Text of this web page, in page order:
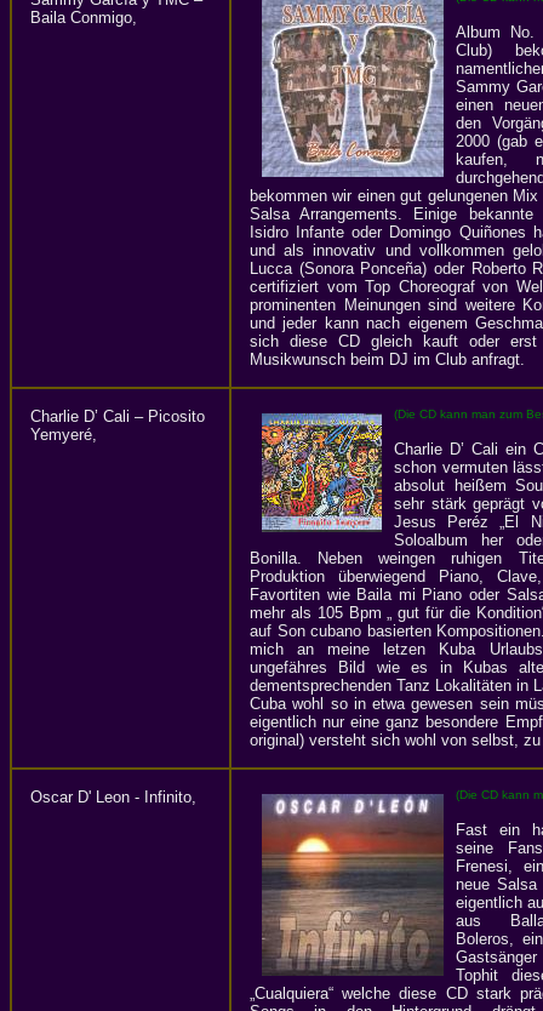
Baila Conmigo,
Album
Club)
Sammy
einen
den
2000 (gab
kaufen,
bekommen wir einen gut gelungenen
Salsa Arrangements. Einige
Isidro Infante oder Domingo Quiñones
und als innovativ und vollkommen
Lucca (Sonora Ponceña) oder Roberto
certifiziert vom Top Choreograf von
prominenten Meinungen sind weitere
und jeder kann nach eigenem
sich diese CD gleich kauft oder erst
Musikwunsch beim DJ im Club anfragt.
Charlie D’ Cali – Picosito
Yemyeré,
(Die CD kann man zum
Charlie D’ Cali ein
schon vermuten
absolut heißem
sehr stärk geprägt
Jesus Peréz „El
Soloalbum her
Bonilla. Neben weingen ruhigen
Produktion überwiegend Piano,
Favortiten wie Baila mi Piano oder
mehr als 105 Bpm „ gut für die
auf Son cubano basierten
mich an meine letzen Kuba
ungefähres Bild wie es in Kubas
dementsprechenden Tanz Lokalitäten in
Cuba wohl so in etwa gewesen sein
eigentlich nur eine ganz besondere
original) versteht sich wohl von selbst,
Oscar D' Leon - Infinito, (Die CD kann
Fast ein
seine
Frenesi,
neue
eigentlich
aus
Boleros,
Tophit
„Cualquiera“ welche diese CD stark